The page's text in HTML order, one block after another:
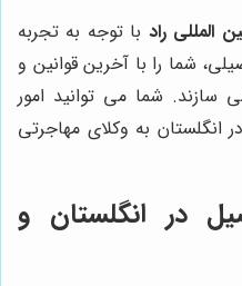
المللی راد با توجه به تجربه
شما را با آخرین قوانین و
شما می توانید امور
انگلستان به وکلای مهاجرتی
در انگلستان و